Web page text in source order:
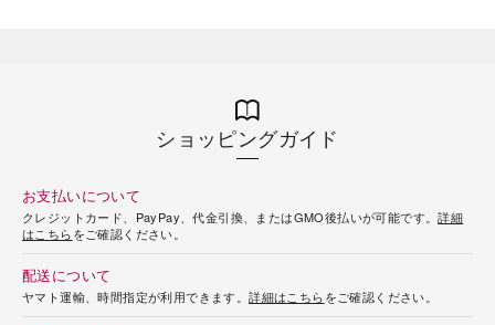
ショッピングガイド
お支払いについて
クレジットカード、PayPay、代金引換、またはGMO後払いが可能です。詳細
はこちらをご確認ください。
配送について
ヤマト運輸、時間指定が利用できます。詳細はこちらをご確認ください。